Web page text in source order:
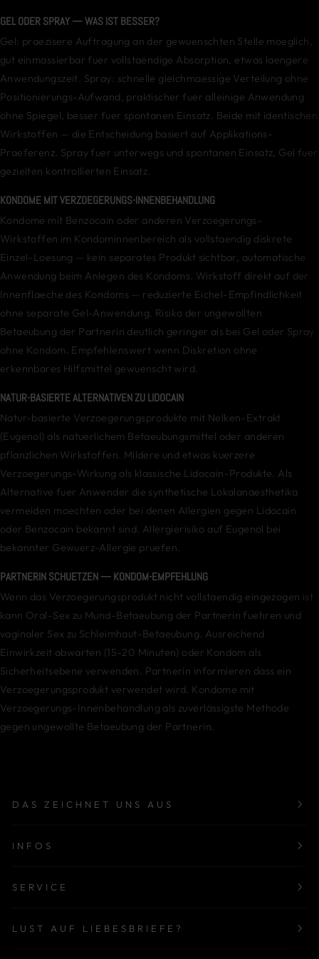
GEL ODER SPRAY — WAS IST BESSER?
Gel: praezisere Auftragung an der gewuenschten Stelle moeglich,
gut einmassierbar fuer vollstaendige Absorption, etwas laengere
Anwendungszeit. Spray: schnelle gleichmaessige Verteilung ohne
Positionierungs-Aufwand, praktischer fuer alleinige Anwendung
ohne Spiegel, besser fuer spontanen Einsatz. Beide mit identischen
Wirkstoffen — die Entscheidung basiert auf Applikations-
Praeferenz. Spray fuer unterwegs und spontanen Einsatz, Gel fuer
gezielten kontrollierten Einsatz.
KONDOME MIT VERZOEGERUNGS-INNENBEHANDLUNG
Kondome mit Benzocain oder anderen Verzoegerungs-
Wirkstoffen im Kondominnenbereich als vollstaendig diskrete
Einzel-Loesung — kein separates Produkt sichtbar, automatische
Anwendung beim Anlegen des Kondoms. Wirkstoff direkt auf der
Innenflaeche des Kondoms — reduzierte Eichel-Empfindlichkeit
ohne separate Gel-Anwendung. Risiko der ungewollten
Betaeubung der Partnerin deutlich geringer als bei Gel oder Spray
ohne Kondom. Empfehlenswert wenn Diskretion ohne
erkennbares Hilfsmittel gewuenscht wird.
NATUR-BASIERTE ALTERNATIVEN ZU LIDOCAIN
Natur-basierte Verzoegerungsprodukte mit Nelken-Extrakt
(Eugenol) als natuerlichem Betaeubungsmittel oder anderen
pflanzlichen Wirkstoffen. Mildere und etwas kuerzere
Verzoegerungs-Wirkung als klassische Lidocain-Produkte. Als
Alternative fuer Anwender die synthetische Lokalanaesthetika
vermeiden moechten oder bei denen Allergien gegen Lidocain
oder Benzocain bekannt sind. Allergierisiko auf Eugenol bei
bekannter Gewuerz-Allergie pruefen.
PARTNERIN SCHUETZEN — KONDOM-EMPFEHLUNG
Wenn das Verzoegerungsprodukt nicht vollstaendig eingezogen ist
kann Oral-Sex zu Mund-Betaeubung der Partnerin fuehren und
vaginaler Sex zu Schleimhaut-Betaeubung. Ausreichend
Einwirkzeit abwarten (15-20 Minuten) oder Kondom als
Sicherheitsebene verwenden. Partnerin informieren dass ein
Verzoegerungsprodukt verwendet wird. Kondome mit
Verzoegerungs-Innenbehandlung als zuverlässigste Methode
gegen ungewollte Betaeubung der Partnerin.
DAS ZEICHNET UNS AUS
INFOS
SERVICE
LUST AUF LIEBESBRIEFE?